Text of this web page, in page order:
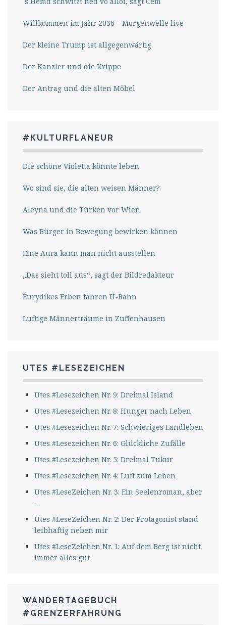
Willkommen im Jahr 2036 – Morgenwelle live
Der kleine Trump ist allgegenwärtig
Der Kanzler und die Krippe
Der Antrag und die alten Möbel
#KULTURFLANEUR
Die schöne Violetta könnte leben
Wo sind sie, die alten weisen Männer?
Aleyna und die Türken vor Wien
Was Bürger in Bewegung bewirken können
Eine Aura kann man nicht ausstellen
„Das sieht toll aus“, sagt der Bildredakteur
Eurydikes Erben fahren U-Bahn
Luftige Männerträume in Zuffenhausen
UTES #LESEZEICHEN
Utes #Lesezeichen Nr. 9: Dreimal Island
Utes #Lesezeichen Nr. 8: Hunger nach Leben
Utes #Lesezeichen Nr. 7: Schwieriges Landleben
Utes #Lesezeichen Nr. 6: Glückliche Zufälle
Utes #Lesezeichen Nr. 5: Dreimal Tukur
Utes #Lesezeichen Nr. 4: Luft zum Leben
Utes #LeseZeichen Nr. 3: Ein Seelenroman, aber
…
Utes #LeseZeichen Nr. 2: Der Protagonist stand
leibhaftig neben mir
Utes #LeseZeichen Nr. 1: Auf dem Berg ist nicht
immer alles gut
WANDERTAGEBUCH
#GRENZERFAHRUNG